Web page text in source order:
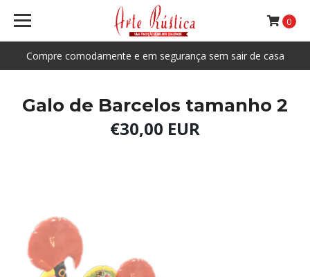
Compre comodamente e em segurança sem sair de casa
0
Galo de Barcelos tamanho 2
€30,00 EUR